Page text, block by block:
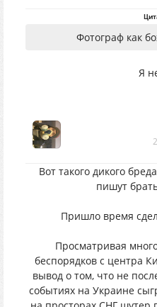
Фотограф как
Я
Вот такого дикого
пишут
Пришло время
Просматривая
беспорядков с центра
вывод о том, что не
событиях на Украине